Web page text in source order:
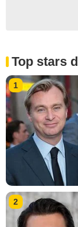
Top stars
1
2